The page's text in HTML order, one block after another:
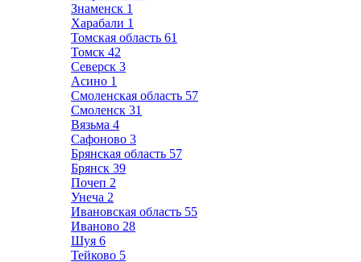
Знаменск 1
Харабали 1
Томская область 61
Томск 42
Северск 3
Асино 1
Смоленская область 57
Смоленск 31
Вязьма 4
Сафоново 3
Брянская область 57
Брянск 39
Почеп 2
Унеча 2
Ивановская область 55
Иваново 28
Шуя 6
Тейково 5